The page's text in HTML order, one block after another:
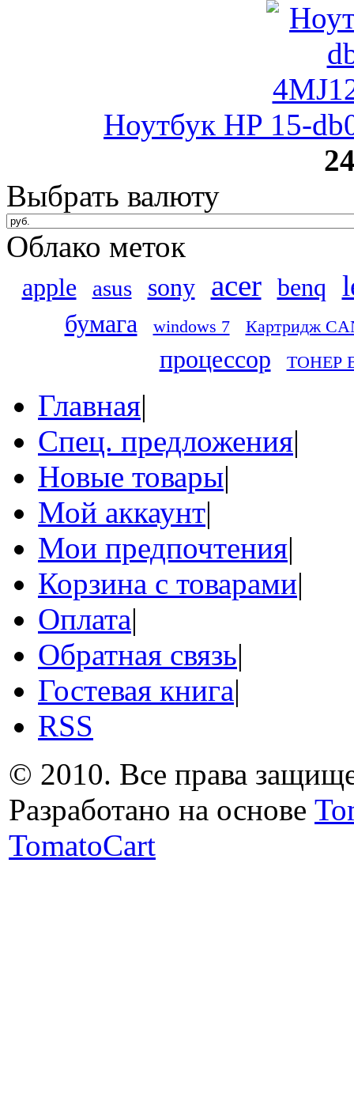
Ноутбук HP 15-
Выбрать валюту
Облако меток
apple asus sony acer benq
бумага windows 7 Картридж
процессор ТОНЕР
Главная|
Спец. предложения|
Новые товары|
Мой аккаунт|
Мои предпочтения|
Корзина с товарами|
Оплата|
Обратная связь|
Гостевая книга|
RSS
© 2010. Все права
Разработано на основе
TomatoCart